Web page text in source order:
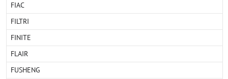
FIAC
FILTRI
FINITE
FLAIR
FUSHENG